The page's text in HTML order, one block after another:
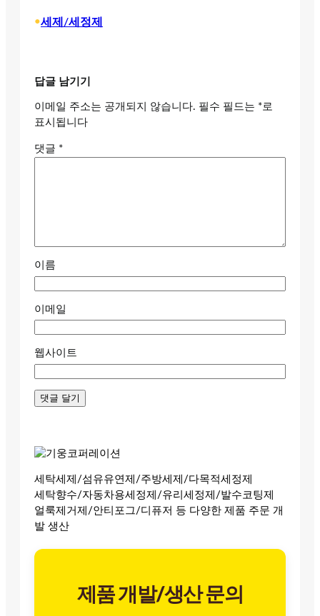
•세제/세정제
답글 남기기
이메일 주소는 공개되지 않습니다. 필수 필드는 *로
표시됩니다
댓글 *
이름
이메일
웹사이트
세탁세제/섬유유연제/주방세제/다목적세정제
세탁향수/자동차용세정제/유리세정제/발수코팅제
얼룩제거제/안티포그/디퓨저 등 다양한 제품 주문 개
발 생산
제품 개발/생산 문의